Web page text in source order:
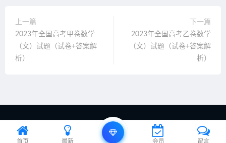
上一篇
2023年全国高考甲卷数学
（文）试题（试卷+答案解
析）
下一篇
2023年全国高考乙卷数学
（文）试题（试卷+答案解
析）
站点声明： 本站资源来自会员投稿，仅用于教学研究，如有侵权，请联系
站长删除。站长邮箱：1306570065@qq.com
首页 最新 会员 留言